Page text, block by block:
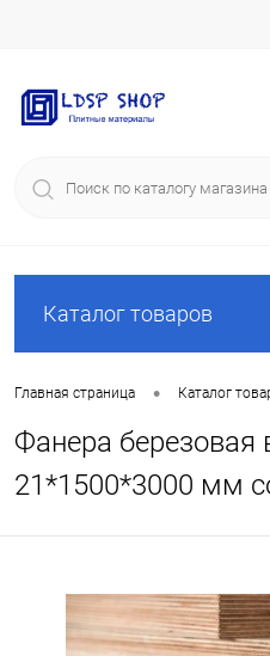
Каталог товаров
Главная страница • Каталог
Фанера
21*1500*3000 мм